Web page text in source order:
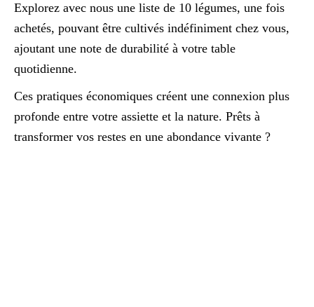
Explorez avec nous une liste de 10 légumes, une fois
achetés, pouvant être cultivés indéfiniment chez vous,
ajoutant une note de durabilité à votre table
quotidienne.
Ces pratiques économiques créent une connexion plus
profonde entre votre assiette et la nature. Prêts à
transformer vos restes en une abondance vivante ?